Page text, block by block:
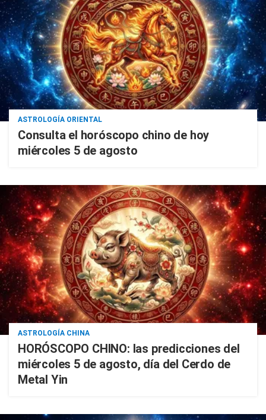
ASTROLOGÍA ORIENTAL
Consulta el horóscopo chino de hoy
miércoles 5 de agosto
ASTROLOGÍA CHINA
HORÓSCOPO CHINO: las predicciones del
miércoles 5 de agosto, día del Cerdo de
Metal Yin